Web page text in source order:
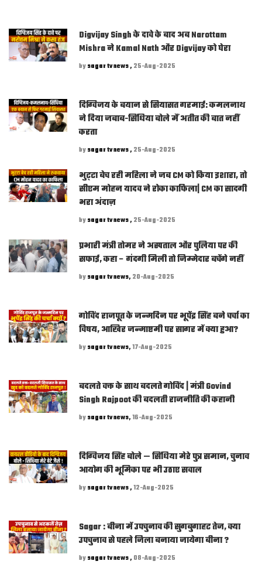
Digvijay Singh के दावे के बाद अब Narottam
Mishra ने Kamal Nath और Digvijay को घेरा
bysagar tv news , 25-Aug-2025
दिग्विजय के बयान से सियासत गरमाई: कमलनाथ
ने दिया जबाब-सिंधिया बोले मैं अतीत की बात नहीं
करता
bysagar tv news , 25-Aug-2025
भुट्‌टा बेच रही महिला ने जब CM को किया इशारा, तो
सीएम मोहन यादव ने रोका काफिला| CM का सादगी
भरा अंदाज़
bysagar tv news , 25-Aug-2025
प्रभारी मंत्री तोमर ने अस्पताल और पुलिया पर की
सफाई, कहा – गंदगी मिली तो जिम्मेदार बचेंगे नहीं
bysagar tv news, 20-Aug-2025
गोविंद राजपूत के जन्मदिन पर भूपेंद्र सिंह बने चर्चा का
विषय, आखिर जन्माष्टमी पर सागर में क्या हुआ?
bysagar tv news,17-Aug-2025
बदलते वक्त के साथ बदलते गोविंद | मंत्री Govind
Singh Rajpoot की बदलती राजनीति की कहानी
bysagar tv news,16-Aug-2025
दिग्विजय सिंह बोले — सिंधिया मेरे पुत्र समान, चुनाव
आयोग की भूमिका पर भी उठाए सवाल
bysagar tv news ,12-Aug-2025
Sagar : बीना में उपचुनाव की सुगबुगाहट तेज, क्या
उपचुनाव से पहले जिला बनाया जायेगा बीना ?
bysagar tv news , 08-Aug-2025